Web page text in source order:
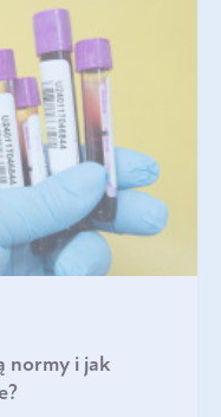
normy i jak